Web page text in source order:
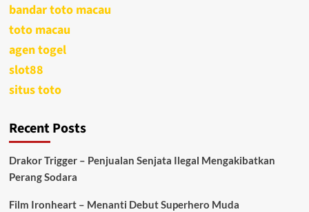
bandar toto macau
toto macau
agen togel
slot88
situs toto
Recent Posts
Drakor Trigger – Penjualan Senjata Ilegal Mengakibatkan
Perang Sodara
Film Ironheart – Menanti Debut Superhero Muda